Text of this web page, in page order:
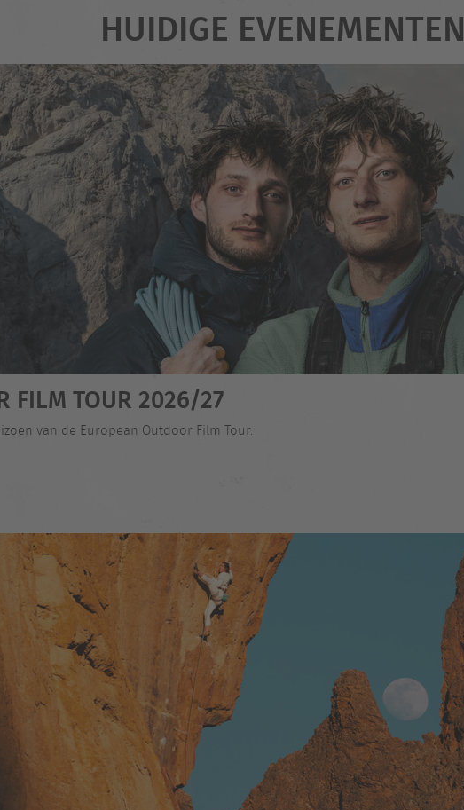
HUIDIGE EVENEMENTEN
FILM TOUR 2026/27
van de European Outdoor Film Tour.